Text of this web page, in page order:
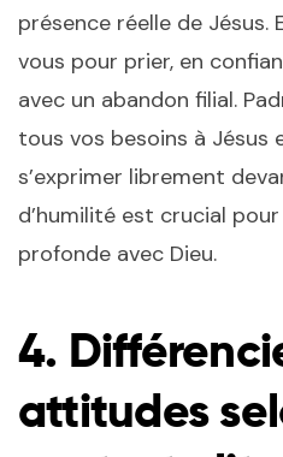
présence réelle de Jésus.
vous pour prier, en
avec un abandon filial.
tous vos besoins à
s’exprimer librement
d’humilité est crucial
profonde avec Dieu.
4.
attitudes